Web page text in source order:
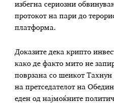
избегна сериозни
протокот на пари до
платформа.
Доказите дека крипто
како де факто мито не
поврзана со шеикот Тахнун
на претседателот на
еден од најмоќните